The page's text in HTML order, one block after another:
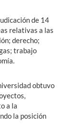
de 14
relativas a las
derecho;
trabajo
obtuvo
a la
la posición